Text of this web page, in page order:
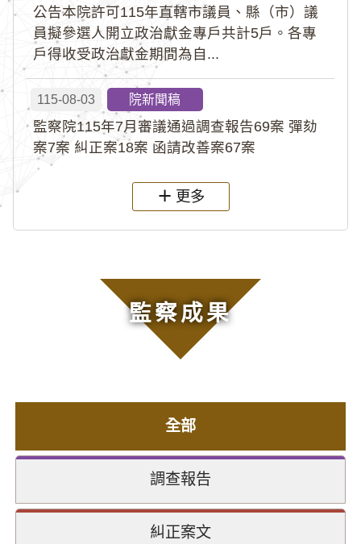
公告本院許可115年直轄市議員、縣（市）議
員擬參選人開立政治獻金專戶共計5戶。各專
戶得收受政治獻金期間為自...
115-08-03 院新聞稿
監察院115年7月審議通過調查報告69案 彈劾
案7案 糾正案18案 函請改善案67案
更多
監察成果
全部
調查報告
糾正案文